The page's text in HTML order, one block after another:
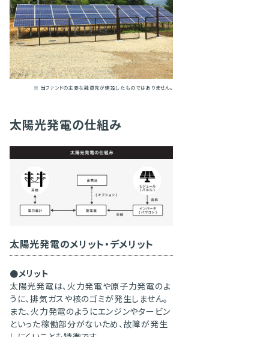
※ 当ファンドの主要な融資先が建設したものではありません。
太陽光発電の仕組み
太陽光発電のメリット・デメリット
●メリット
太陽光発電は、火力発電や原子力発電のよ
うに、排気ガスや核のゴミが発生しません。
また、火力発電のようにエンジンやタービン
といった稼働部分がないため、故障が発生